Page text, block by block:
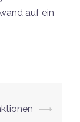
auf ein
⟶